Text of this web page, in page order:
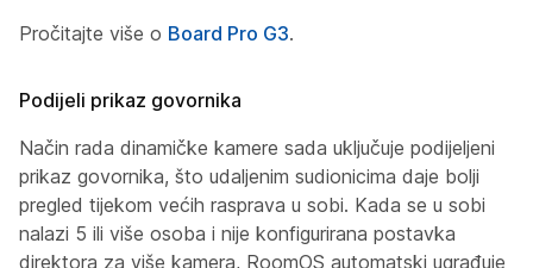
Pročitajte više o Board Pro G3.
Podijeli prikaz govornika
Način rada dinamičke kamere sada uključuje podijeljeni
prikaz govornika, što udaljenim sudionicima daje bolji
pregled tijekom većih rasprava u sobi. Kada se u sobi
nalazi 5 ili više osoba i nije konfigurirana postavka
direktora za više kamera, RoomOS automatski ugrađuje